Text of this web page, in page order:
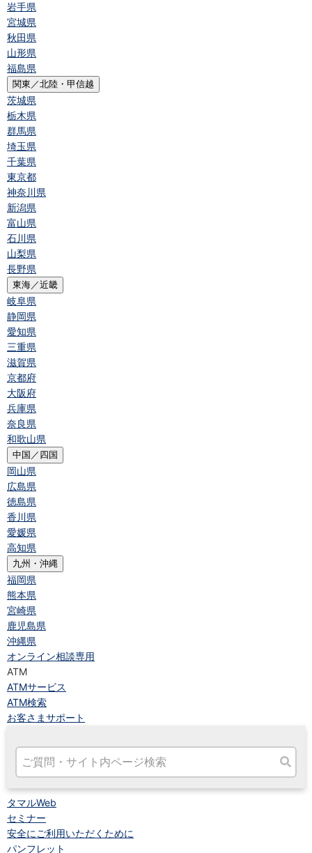
岩手県
宮城県
秋田県
山形県
福島県
関東／北陸・甲信越
茨城県
栃木県
群馬県
埼玉県
千葉県
東京都
神奈川県
新潟県
富山県
石川県
山梨県
長野県
東海／近畿
岐阜県
静岡県
愛知県
三重県
滋賀県
京都府
大阪府
兵庫県
奈良県
和歌山県
中国／四国
岡山県
広島県
徳島県
香川県
愛媛県
高知県
九州・沖縄
福岡県
熊本県
宮崎県
鹿児島県
沖縄県
オンライン相談専用
ATM
ATMサービス
ATM検索
お客さまサポート
タマルWeb
セミナー
安全にご利用いただくために
パンフレット